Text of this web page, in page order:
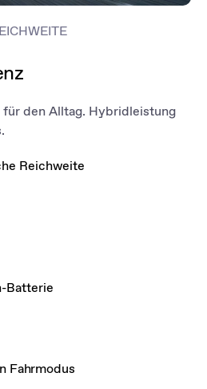
den Alltag. Hybridleistung
Reichweite
Batterie
Fahrmodus